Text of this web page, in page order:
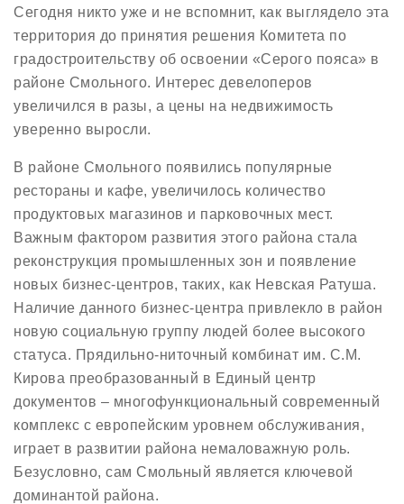
Сегодня никто уже и не вспомнит, как выглядело эта
территория до принятия решения Комитета по
градостроительству об освоении «Серого пояса» в
районе Смольного. Интерес девелоперов
увеличился в разы, а цены на недвижимость
уверенно выросли.
В районе Смольного появились популярные
рестораны и кафе, увеличилось количество
продуктовых магазинов и парковочных мест.
Важным фактором развития этого района стала
реконструкция промышленных зон и появление
новых бизнес-центров, таких, как Невская Ратуша.
Наличие данного бизнес-центра привлекло в район
новую социальную группу людей более высокого
статуса. Прядильно-ниточный комбинат им. С.М.
Кирова преобразованный в Единый центр
документов – многофункциональный современный
комплекс с европейским уровнем обслуживания,
играет в развитии района немаловажную роль.
Безусловно, сам Смольный является ключевой
доминантой района.